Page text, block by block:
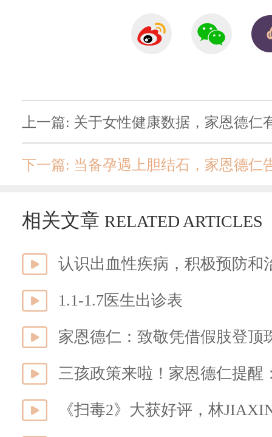
上一篇: 关于女性健康数据，家恩德仁
下一篇: 当备孕遇上胆结石，家恩德仁
相关文章 RELATED ARTICLES
认识出血性疾病，积极预防和
1.1-1.7医生出诊表
家恩德仁：致敬凭借假肢登顶
三孩政策来啦！家恩德仁提醒
《扫毒2》大获好评，林